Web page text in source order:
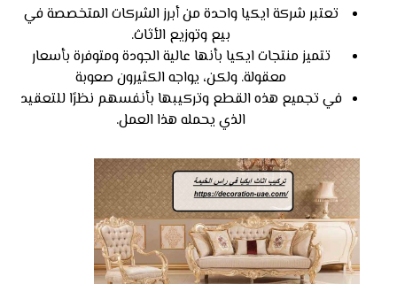
تعتبر شركة ايكيا واحدة من أبرز الشركات المتخصصة في
بيع وتوزيع الأثاث.
تتميز منتجات ايكيا بأنها عالية الجودة ومتوفرة بأسعار
معقولة. ولكن، يواجه الكثيرون صعوبة
في تجميع هذه القطع وتركيبها بأنفسهم نظرًا للتعقيد
الذي يحمله هذا العمل.